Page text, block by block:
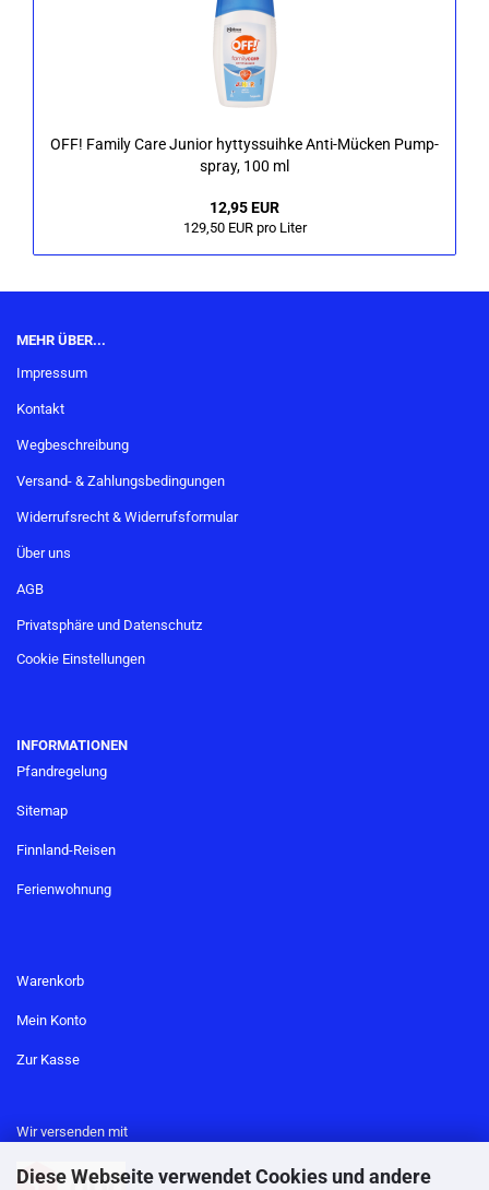
Diese Webseite verwendet Cookies und andere
OFF! Fa­mi­ly Care Ju­ni­or hyt­tys­suih­ke Anti-​Mücken Pump­
spray, 100 ml
12,95 EUR
129,50 EUR pro Liter
MEHR ÜBER...
Impressum
Kontakt
Wegbeschreibung
Versand- & Zahlungsbedingungen
Widerrufsrecht & Widerrufsformular
Über uns
AGB
Privatsphäre und Datenschutz
Cookie Einstellungen
INFORMATIONEN
Pfandregelung
Sitemap
Finnland-Reisen
Ferienwohnung
Warenkorb
Mein Konto
Zur Kasse
Wir versenden mit